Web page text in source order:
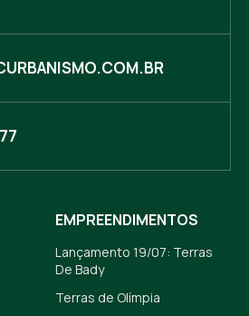
EMPREENDIMENTOS
Lançamento 19/07: Terras
De Bady
Terras de Olímpia